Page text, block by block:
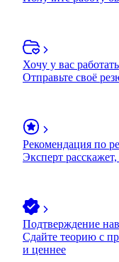
Хочу у вас работать
Отправьте своё
Рекомендация по
Эксперт
Подтверждение
Сдайте теорию с
и ценнее